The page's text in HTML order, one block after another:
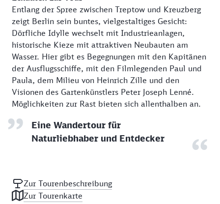
Entlang der Spree zwischen Treptow und Kreuzberg
zeigt Berlin sein buntes, vielgestaltiges Gesicht:
Dörfliche Idylle wechselt mit Industrieanlagen,
historische Kieze mit attraktiven Neubauten am
Wasser. Hier gibt es Begegnungen mit den Kapitänen
der Ausflugsschiffe, mit den Filmlegenden Paul und
Paula, dem Milieu von Heinrich Zille und den
Visionen des Gartenkünstlers Peter Joseph Lenné.
Möglichkeiten zur Rast bieten sich allenthalben an.
Eine Wandertour für
Naturliebhaber und Entdecker
Zur Tourenbeschreibung
Zur Tourenkarte